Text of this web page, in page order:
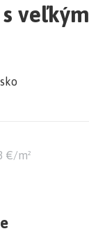
€/m²